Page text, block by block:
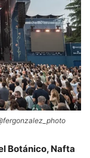
Botánico, Nafta